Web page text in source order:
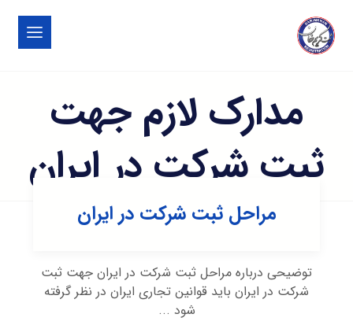
مدارک لازم جهت
ثبت شرکت در ایران
مراحل ثبت شرکت در ایران
توضیحی درباره مراحل ثبت شرکت در ایران جهت ثبت
شرکت در ایران باید قوانین تجاری ایران در نظر گرفته
شود ...